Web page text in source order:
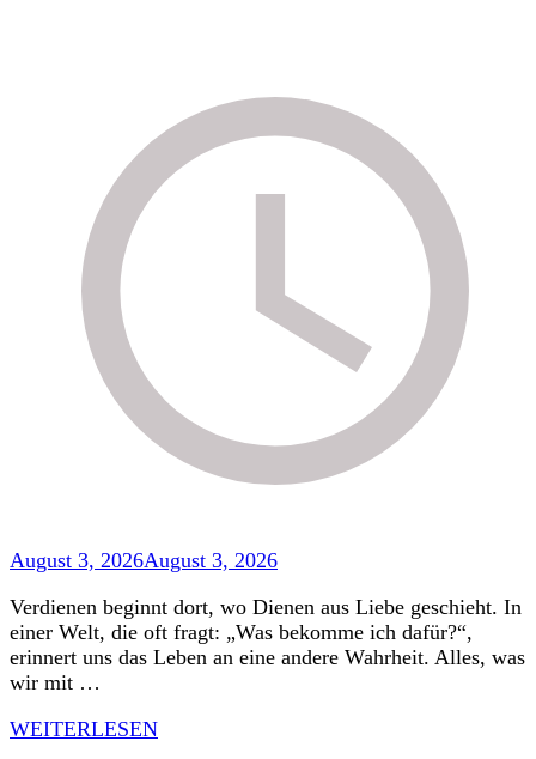
August 3, 2026August 3, 2026
Verdienen beginnt dort, wo Dienen aus Liebe geschieht. In
einer Welt, die oft fragt: „Was bekomme ich dafür?“,
erinnert uns das Leben an eine andere Wahrheit. Alles, was
wir mit …
WEITERLESEN